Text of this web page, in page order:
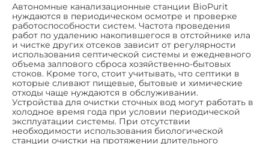
Автономные канализационные станции BioPurit
нуждаются в периодическом осмотре и проверке
работоспособности систем. Частота проведения
работ по удалению накопившегося в отстойнике ила
и чистке других отсеков зависит от регулярности
использования септической системы и ежедневного
объема залпового сброса хозяйственно-бытовых
стоков. Кроме того, стоит учитывать, что септики в
которые сливают пищевые, бытовые и химические
отходы чаще нуждаются в обслуживании.
Устройства для очистки сточных вод могут работать в
холодное время года при условии периодической
эксплуатации системы. При отсутствии
необходимости использования биологической
станции очистки на протяжении длительного